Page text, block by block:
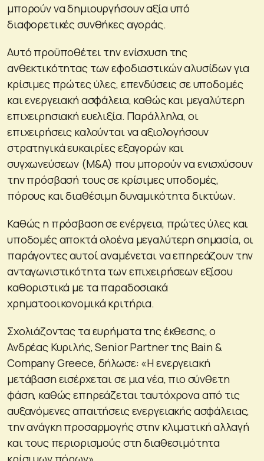
μπορούν να δημιουργήσουν αξία υπό
διαφορετικές συνθήκες αγοράς.
Αυτό προϋποθέτει την ενίσχυση της
ανθεκτικότητας των εφοδιαστικών αλυσίδων για
κρίσιμες πρώτες ύλες, επενδύσεις σε υποδομές
και ενεργειακή ασφάλεια, καθώς και μεγαλύτερη
επιχειρησιακή ευελιξία. Παράλληλα, οι
επιχειρήσεις καλούνται να αξιολογήσουν
στρατηγικά ευκαιρίες εξαγορών και
συγχωνεύσεων (M&A) που μπορούν να ενισχύσουν
την πρόσβασή τους σε κρίσιμες υποδομές,
πόρους και διαθέσιμη δυναμικότητα δικτύων.
Καθώς η πρόσβαση σε ενέργεια, πρώτες ύλες και
υποδομές αποκτά ολοένα μεγαλύτερη σημασία, οι
παράγοντες αυτοί αναμένεται να επηρεάζουν την
ανταγωνιστικότητα των επιχειρήσεων εξίσου
καθοριστικά με τα παραδοσιακά
χρηματοοικονομικά κριτήρια.
Σχολιάζοντας τα ευρήματα της έκθεσης, ο
Ανδρέας Κυριλής, Senior Partner της Bain &
Company Greece, δήλωσε: «Η ενεργειακή
μετάβαση εισέρχεται σε μια νέα, πιο σύνθετη
φάση, καθώς επηρεάζεται ταυτόχρονα από τις
αυξανόμενες απαιτήσεις ενεργειακής ασφάλειας,
την ανάγκη προσαρμογής στην κλιματική αλλαγή
και τους περιορισμούς στη διαθεσιμότητα